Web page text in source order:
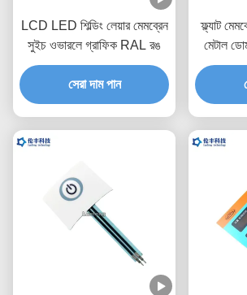
LCD LED শিল্ডিং লেয়ার মেমব্রেন
সুইচ ওভারলে গ্রাফিক RAL রঙ
সেরা দাম পান
ফ্ল্যাট
মেটাল